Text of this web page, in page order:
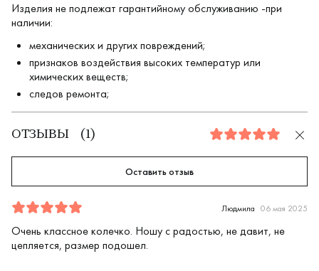
Изделия не подлежат гарантийному обслуживанию -при
наличии:
механических и других повреждений;
признаков воздействия высоких температур или
химических веществ;
следов ремонта;
ОТЗЫВЫ ( 1) 5.0
Оставить отзыв
Отзыв
1
5.0
5 Людмила 06 мая 2025
Очень классное колечко. Ношу с радостью, не давит, не
цепляется, размер подошел.